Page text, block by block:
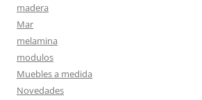
madera
Mar
melamina
modulos
Muebles a medida
Novedades